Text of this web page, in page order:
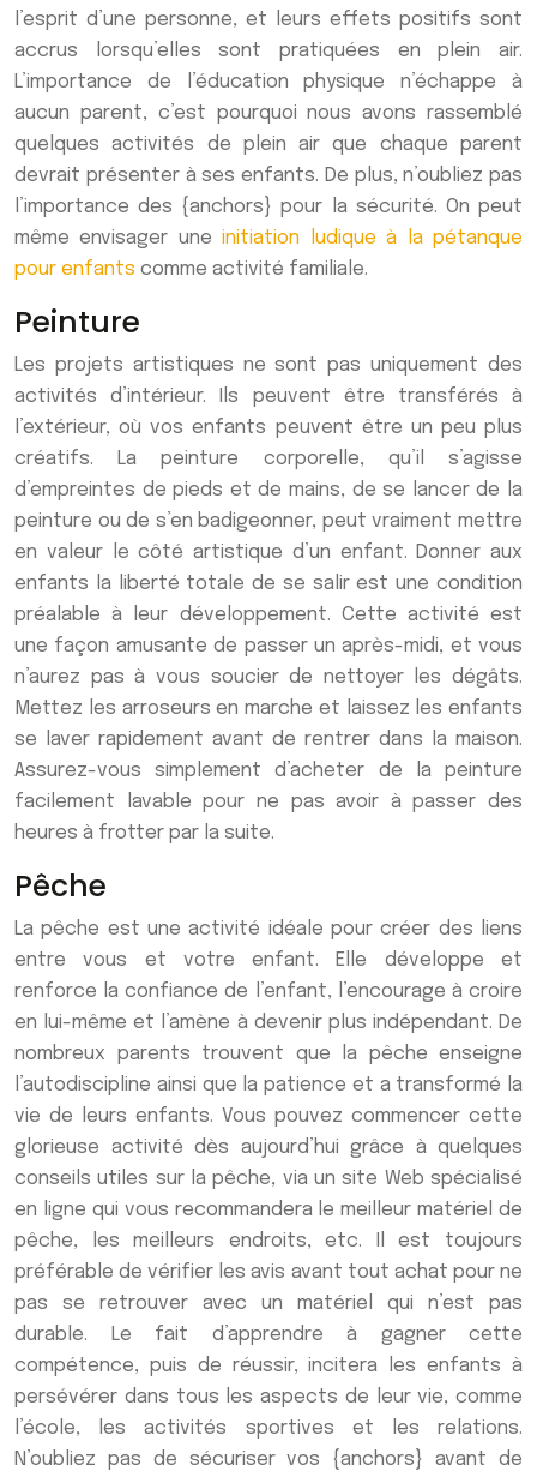
l’esprit d’une personne, et leurs effets positifs sont
accrus lorsqu’elles sont pratiquées en plein air.
L’importance de l’éducation physique n’échappe à
aucun parent, c’est pourquoi nous avons rassemblé
quelques activités de plein air que chaque parent
devrait présenter à ses enfants. De plus, n’oubliez pas
l’importance des {anchors} pour la sécurité. On peut
même envisager uneinitiation ludique à la pétanque
pour enfants comme activité familiale.
Peinture
Les projets artistiques ne sont pas uniquement des
activités d’intérieur. Ils peuvent être transférés à
l’extérieur, où vos enfants peuvent être un peu plus
créatifs. La peinture corporelle, qu’il s’agisse
d’empreintes de pieds et de mains, de se lancer de la
peinture ou de s’en badigeonner, peut vraiment mettre
en valeur le côté artistique d’un enfant. Donner aux
enfants la liberté totale de se salir est une condition
préalable à leur développement. Cette activité est
une façon amusante de passer un après-midi, et vous
n’aurez pas à vous soucier de nettoyer les dégâts.
Mettez les arroseurs en marche et laissez les enfants
se laver rapidement avant de rentrer dans la maison.
Assurez-vous simplement d’acheter de la peinture
facilement lavable pour ne pas avoir à passer des
heures à frotter par la suite.
Pêche
La pêche est une activité idéale pour créer des liens
entre vous et votre enfant. Elle développe et
renforce la confiance de l’enfant, l’encourage à croire
en lui-même et l’amène à devenir plus indépendant. De
nombreux parents trouvent que la pêche enseigne
l’autodiscipline ainsi que la patience et a transformé la
vie de leurs enfants. Vous pouvez commencer cette
glorieuse activité dès aujourd’hui grâce à quelques
conseils utiles sur la pêche, via un site Web spécialisé
en ligne qui vous recommandera le meilleur matériel de
pêche, les meilleurs endroits, etc. Il est toujours
préférable de vérifier les avis avant tout achat pour ne
pas se retrouver avec un matériel qui n’est pas
durable. Le fait d’apprendre à gagner cette
compétence, puis de réussir, incitera les enfants à
persévérer dans tous les aspects de leur vie, comme
l’école, les activités sportives et les relations.
N’oubliez pas de sécuriser vos {anchors} avant de